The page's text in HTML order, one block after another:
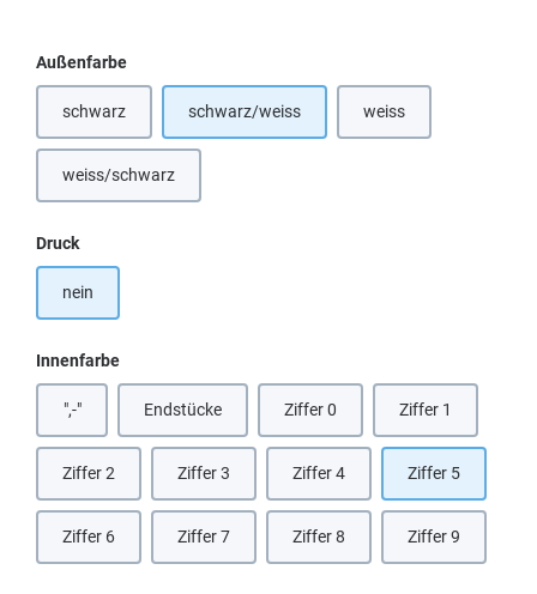
Außenfarbeauswählen
schwarz(Diese Option ist zurzeit nicht verfügbar.)
schwarz/weiss weiss(Diese Option ist
weiss/schwarz
Druckauswählen
nein
Innenfarbeauswählen
",-" Endstücke(Diese Option ist zurzeit nicht verfügbar.)
Ziffer 0 Ziffer 1
Ziffer 2 Ziffer 3 Ziffer 4 Ziffer 5
Ziffer 6 Ziffer 7 Ziffer 8 Ziffer 9